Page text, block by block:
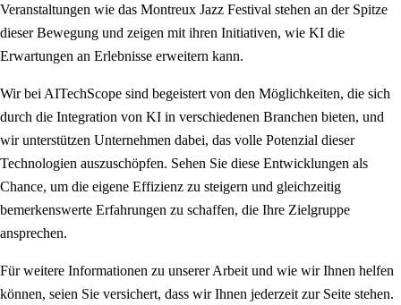
Veranstaltungen wie das Montreux Jazz Festival stehen an der Spitze
dieser Bewegung und zeigen mit ihren Initiativen, wie KI die
Erwartungen an Erlebnisse erweitern kann.
Wir bei AITechScope sind begeistert von den Möglichkeiten, die sich
durch die Integration von KI in verschiedenen Branchen bieten, und
wir unterstützen Unternehmen dabei, das volle Potenzial dieser
Technologien auszuschöpfen. Sehen Sie diese Entwicklungen als
Chance, um die eigene Effizienz zu steigern und gleichzeitig
bemerkenswerte Erfahrungen zu schaffen, die Ihre Zielgruppe
ansprechen.
Für weitere Informationen zu unserer Arbeit und wie wir Ihnen helfen
können, seien Sie versichert, dass wir Ihnen jederzeit zur Seite stehen.